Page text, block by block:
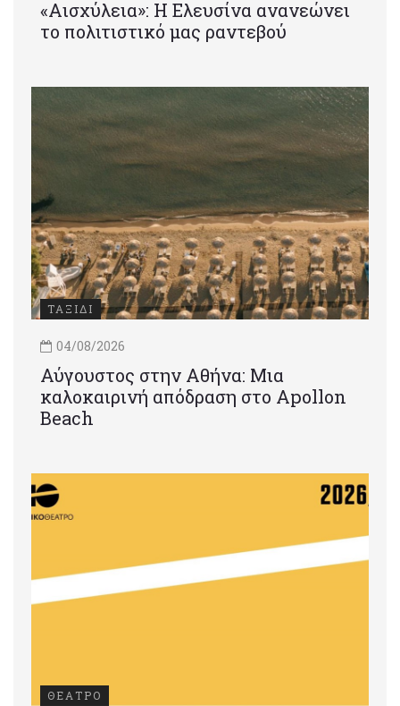
«Αισχύλεια»: Η Ελευσίνα ανανεώνει
το πολιτιστικό μας ραντεβού
ΤΑΞΙΔΙ
04/08/2026
Αύγουστος στην Αθήνα: Μια
καλοκαιρινή απόδραση στο Apollon
Beach
ΘΕΑΤΡΟ